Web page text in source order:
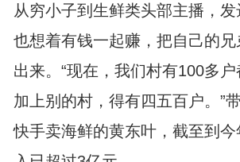
从穷小子到生鲜类头部主播，
也想着有钱一起赚，把自己的
出来。“现在，我们村有100多户
加上别的村，得有四五百户。”
快手卖海鲜的黄东叶，截至到